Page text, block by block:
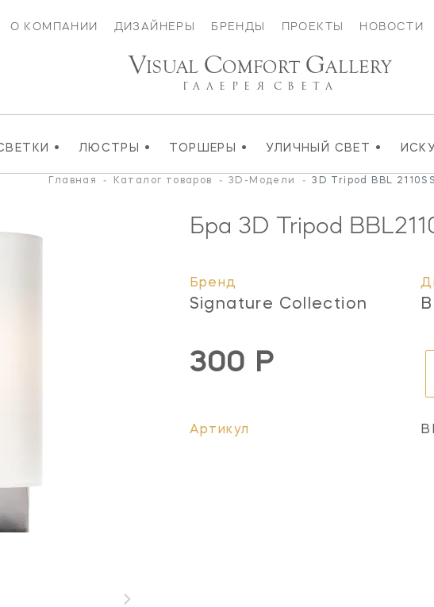
О КОМПАНИИ ДИЗАЙНЕРЫ БРЕНДЫ ПРОЕКТЫ НОВОСТИ
• ЛЮСТРЫ • ТОРШЕРЫ • УЛИЧНЫЙ СВЕТ •
VISUAL COMFORT GALLERY
ГАЛЕРЕЯ СВЕТА
Главная - Каталог товаров - 3D-Модели - 3D Tripod BBL
Бра 3D Tripod
Бренд
Signature Collection
300 Р
Артикул